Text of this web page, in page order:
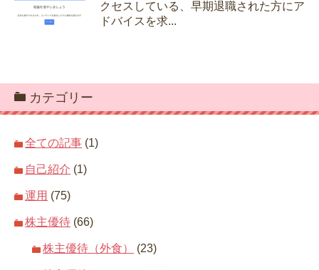
クセスしている、早期退職された方にア
ドバイスを求...
カテゴリー
全ての記事 (1)
自己紹介 (1)
運用 (75)
株主優待 (66)
株主優待（外食） (23)